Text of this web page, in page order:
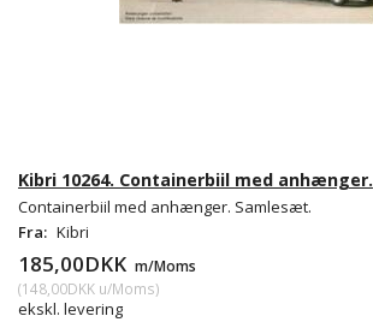
Kibri 10264. Containerbiil med anhænger.
Containerbiil med anhænger. Samlesæt.
Fra: Kibri
185,00DKK m/Moms
(148,00DKK u/Moms)
ekskl. levering